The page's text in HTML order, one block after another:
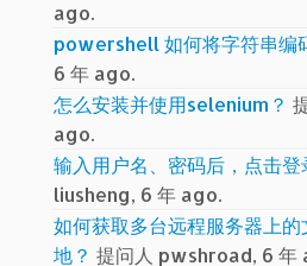
ago.
powershell 如何将字符串编
6 年 ago.
怎么安装并使用selenium？
ago.
输入用户名、密码后，点击登
liusheng, 6 年 ago.
如何获取多台远程服务器上
地？ 提问人 pwshroad, 6 年